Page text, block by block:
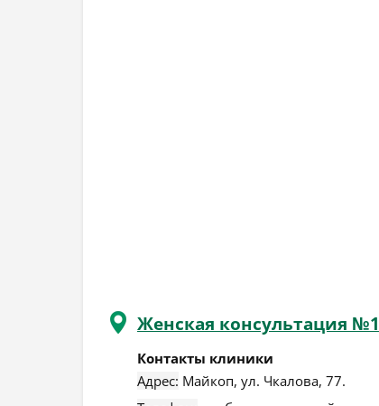
Женская консультация №1
Контакты клиники
Адрес: Майкоп, ул. Чкалова, 77.